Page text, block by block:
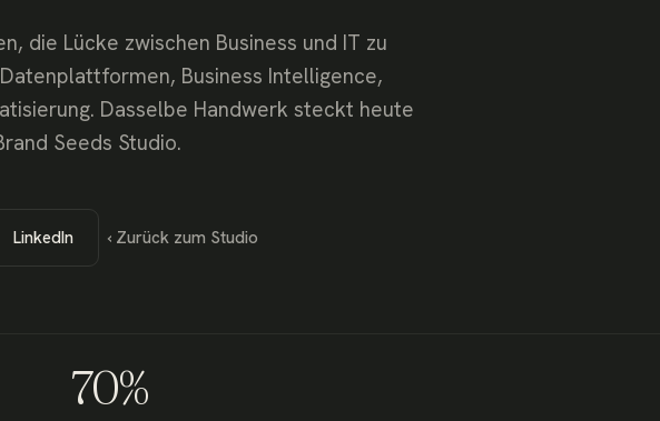
die Lücke zwischen Business und IT zu
Business Intelligence,
Dasselbe Handwerk steckt heute
Seeds Studio.
LinkedIn ‹ Zurück zum Studio
70%